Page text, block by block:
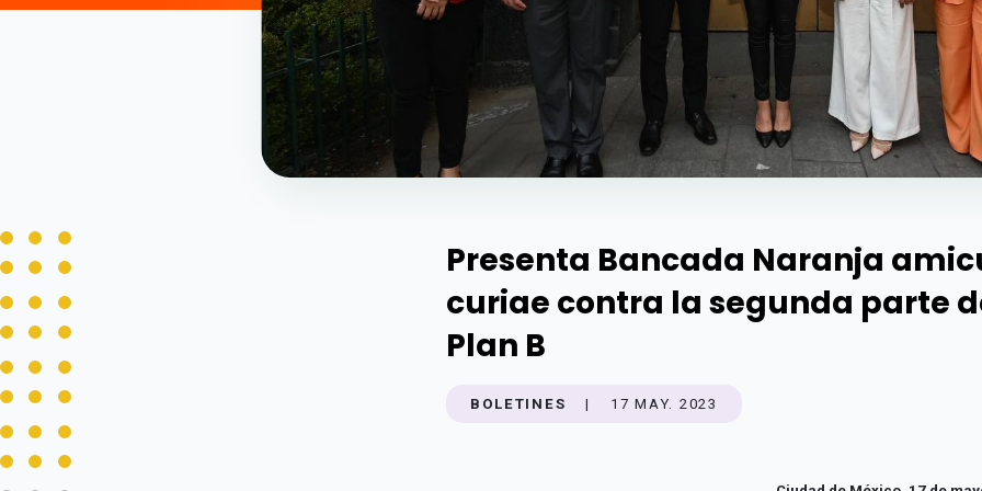
Presenta Bancada Naranja
curiae contra la segunda parte
Plan B
BOLETINES | 17 MAY. 2023